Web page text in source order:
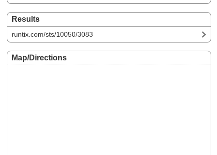
Results
runtix.com/sts/10050/3083
Map/Directions